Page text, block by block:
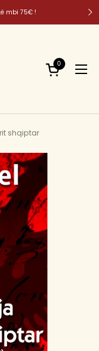
mbi 75€ !
Open cart
0
shqiptar